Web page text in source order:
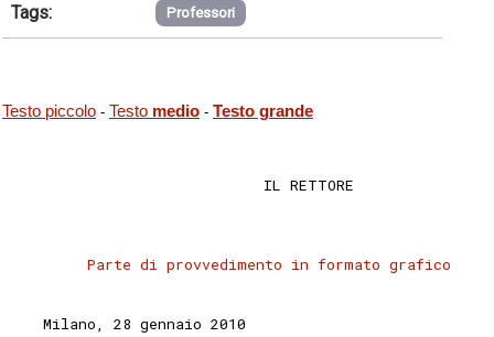
Tags: Professori
Testo piccolo - Testo medio - Testo grande
                             IL RETTORE
Parte di provvedimento in formato grafico
    Milano, 28 gennaio 2010